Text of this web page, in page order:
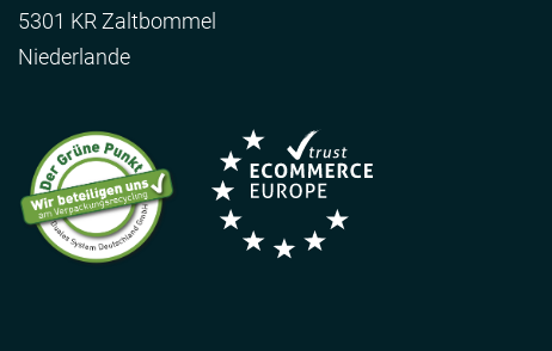
5301 KR Zaltbommel
Niederlande